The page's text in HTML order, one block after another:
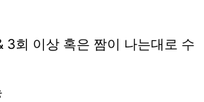
회 이상 혹은 짬이 나는대로 수